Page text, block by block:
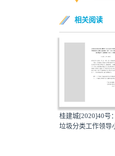
相关阅读
桂建城[2020]40号
垃圾分类工作领导